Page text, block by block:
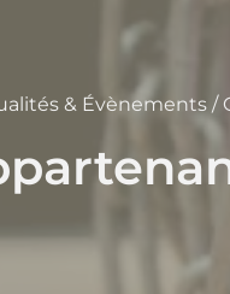
& Évènements /